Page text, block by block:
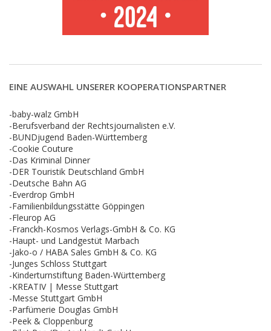
EINE AUSWAHL UNSERER KOOPERATIONSPARTNER
-baby-walz GmbH
-Berufsverband der Rechtsjournalisten e.V.
-BUNDjugend Baden-Württemberg
-Cookie Couture
-Das Kriminal Dinner
-DER Touristik Deutschland GmbH
-Deutsche Bahn AG
-Everdrop GmbH
-Familienbildungsstätte Göppingen
-Fleurop AG
-Franckh-Kosmos Verlags-GmbH & Co. KG
-Haupt- und Landgestüt Marbach
-Jako-o / HABA Sales GmbH & Co. KG
-Junges Schloss Stuttgart
-Kinderturnstiftung Baden-Württemberg
-KREATIV | Messe Stuttgart
-Messe Stuttgart GmbH
-Parfümerie Douglas GmbH
-Peek & Cloppenburg